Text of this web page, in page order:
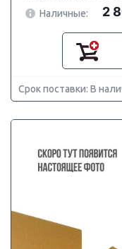
Наличные:
2
Срок поставки: В